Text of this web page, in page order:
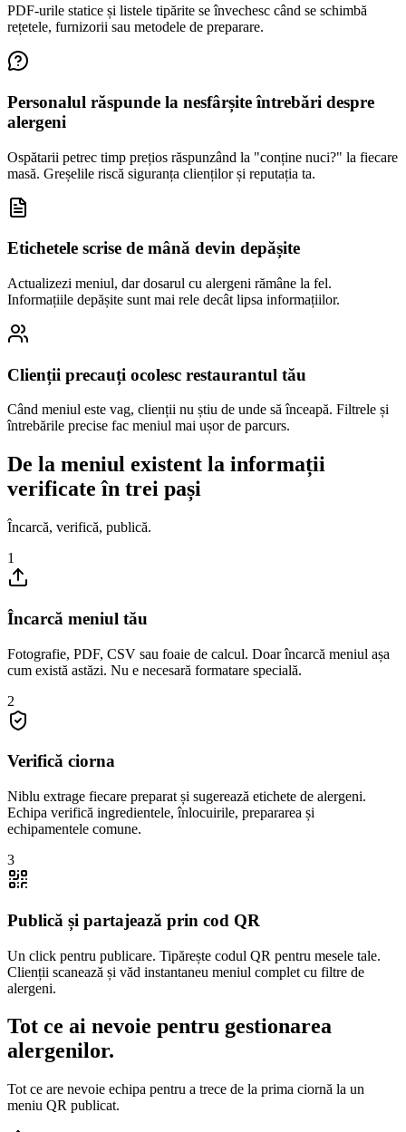
PDF-urile statice și listele tipărite se învechesc când se schimbă
rețetele, furnizorii sau metodele de preparare.
Personalul răspunde la nesfârșite întrebări despre
alergeni
Ospătarii petrec timp prețios răspunzând la "conține nuci?" la fiecare
masă. Greșelile riscă siguranța clienților și reputația ta.
Etichetele scrise de mână devin depășite
Actualizezi meniul, dar dosarul cu alergeni rămâne la fel.
Informațiile depășite sunt mai rele decât lipsa informațiilor.
Clienții precauți ocolesc restaurantul tău
Când meniul este vag, clienții nu știu de unde să înceapă. Filtrele și
întrebările precise fac meniul mai ușor de parcurs.
De la meniul existent la informații
verificate în trei pași
Încarcă, verifică, publică.
1
Încarcă meniul tău
Fotografie, PDF, CSV sau foaie de calcul. Doar încarcă meniul așa
cum există astăzi. Nu e necesară formatare specială.
2
Verifică ciorna
Niblu extrage fiecare preparat și sugerează etichete de alergeni.
Echipa verifică ingredientele, înlocuirile, prepararea și
echipamentele comune.
3
Publică și partajează prin cod QR
Un click pentru publicare. Tipărește codul QR pentru mesele tale.
Clienții scanează și văd instantaneu meniul complet cu filtre de
alergeni.
Tot ce ai nevoie pentru gestionarea
alergenilor.
Tot ce are nevoie echipa pentru a trece de la prima ciornă la un
meniu QR publicat.